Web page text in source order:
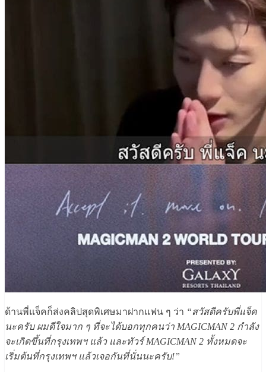
ด้านพี่แจ็คก็ส่งคลิปสุดพิเศษมาฝากแฟน ๆ ว่า “สวัสดีครับพี่แจ็ค
นะครับ ผมดีใจมาก ๆ ที่จะได้บอกทุกคนว่า MAGICMAN 2 กำลัง
จะเกิดขึ้นที่กรุงเทพฯ แล้ว และทัวร์ MAGICMAN 2 ทั้งหมดจะ
เริ่มต้นที่กรุงเทพฯ แล้วเจอกันที่นั่นนะครับ!”